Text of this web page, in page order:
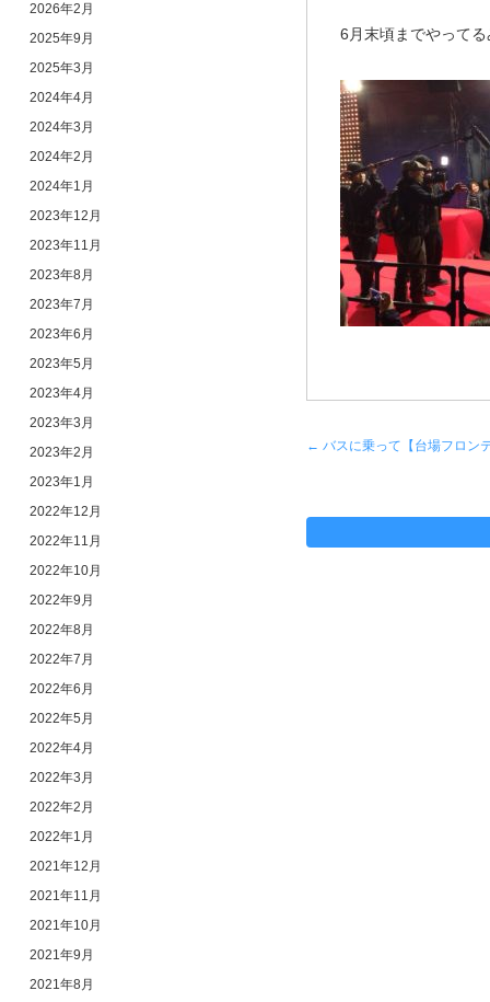
2026年2月
2025年9月
2025年3月
2024年4月
2024年3月
2024年2月
2024年1月
2023年12月
2023年11月
2023年8月
2023年7月
2023年6月
2023年5月
2023年4月
2023年3月
2023年2月
2023年1月
2022年12月
2022年11月
2022年10月
2022年9月
2022年8月
2022年7月
2022年6月
2022年5月
2022年4月
2022年3月
2022年2月
2022年1月
2021年12月
2021年11月
2021年10月
2021年9月
2021年8月
6月末頃までやって
← バスに乗って【台場フロ